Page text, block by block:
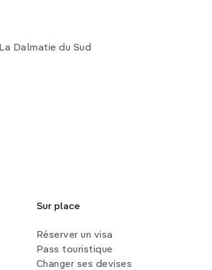
La Dalmatie du Sud
Sur place
Réserver un visa
Pass touristique
Changer ses devises